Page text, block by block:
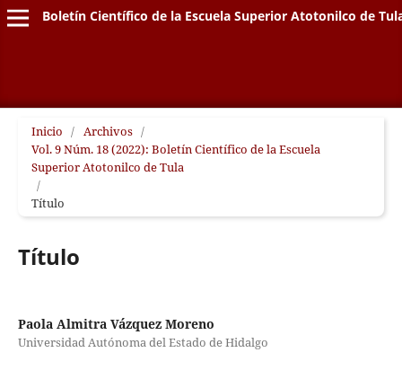
Boletín Científico de la Escuela Superior Atotonilco de
Inicio / Archivos /
Vol. 9 Núm. 18 (2022): Boletín Científico de la Escuela
Superior Atotonilco de Tula
/
Título
Título
Paola Almitra Vázquez Moreno
Universidad Autónoma del Estado de Hidalgo